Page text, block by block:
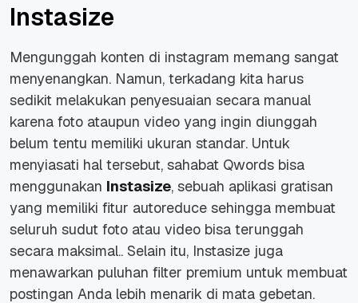
Instasize
Mengunggah konten di instagram memang sangat
menyenangkan. Namun, terkadang kita harus
sedikit melakukan penyesuaian secara manual
karena foto ataupun video yang ingin diunggah
belum tentu memiliki ukuran standar. Untuk
menyiasati hal tersebut, sahabat Qwords bisa
menggunakan Instasize, sebuah aplikasi gratisan
yang memiliki fitur autoreduce sehingga membuat
seluruh sudut foto atau video bisa terunggah
secara maksimal.. Selain itu, Instasize juga
menawarkan puluhan filter premium untuk membuat
postingan Anda lebih menarik di mata gebetan.